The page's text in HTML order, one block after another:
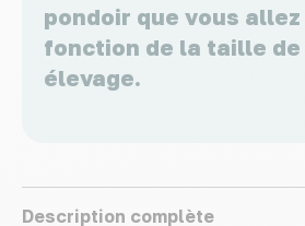
pondoir que vous
fonction de la taille
élevage.
Description complète